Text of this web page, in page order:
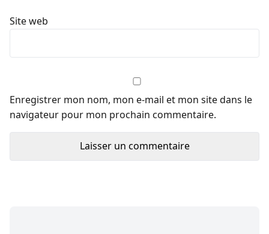
Site web
Enregistrer mon nom, mon e-mail et mon site dans le
navigateur pour mon prochain commentaire.